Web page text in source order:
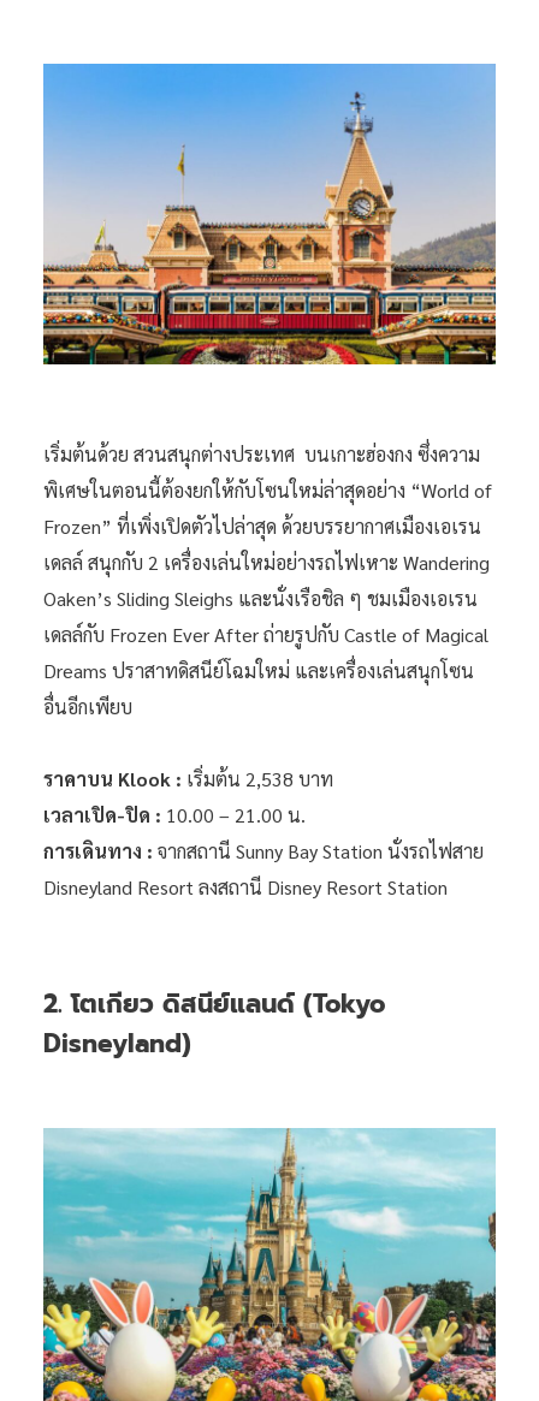
เริ่มต้นด้วย สวนสนุกต่างประเทศ บนเกาะฮ่องกง ซึ่งความ
พิเศษในตอนนี้ต้องยกให้กับโซนใหม่ล่าสุดอย่าง “World of
Frozen” ที่เพิ่งเปิดตัวไปล่าสุด ด้วยบรรยากาศเมืองเอเรน
เดลล์ สนุกกับ 2 เครื่องเล่นใหม่อย่างรถไฟเหาะ Wandering
Oaken’s Sliding Sleighs และนั่งเรือชิล ๆ ชมเมืองเอเรน
เดลล์กับ Frozen Ever After ถ่ายรูปกับ Castle of Magical
Dreams ปราสาทดิสนีย์โฉมใหม่ และเครื่องเล่นสนุกโซน
อื่นอีกเพียบ
ราคาบน Klook : เริ่มต้น 2,538 บาท
เวลาเปิด-ปิด : 10.00 – 21.00 น.
การเดินทาง : จากสถานี Sunny Bay Station นั่งรถไฟสาย
Disneyland Resort ลงสถานี Disney Resort Station
2. โตเกียว ดิสนีย์แลนด์ (Tokyo
Disneyland)